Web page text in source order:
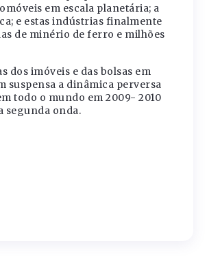
em escala planetária; a
e estas indústrias finalmente
de minério de ferro e milhões
dos imóveis e das bolsas em
suspensa a dinâmica perversa
todo o mundo em 2009- 2010
segunda onda.